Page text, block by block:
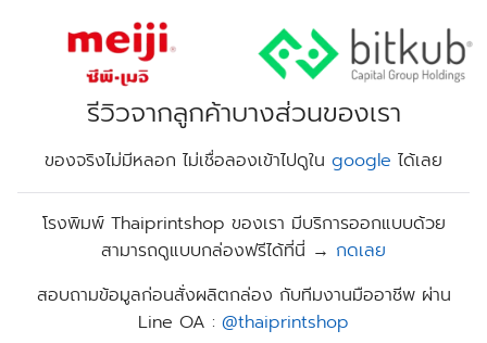
รีวิวจากลูกค้าบางส่วนของเรา
ของจริงไม่มีหลอก ไม่เชื่อลองเข้าไปดูใน google ได้เลย
โรงพิมพ์ Thaiprintshop ของเรา มีบริการออกแบบด้วย
สามารถดูแบบกล่องฟรีได้ที่นี่ → กดเลย
สอบถามข้อมูลก่อนสั่งผลิตกล่อง กับทีมงานมืออาชีพ ผ่าน
Line OA : @thaiprintshop